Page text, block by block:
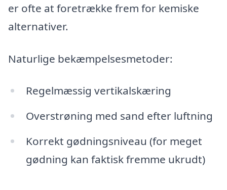
er ofte at foretrække frem for kemiske
alternativer.
Naturlige bekæmpelsesmetoder:
Regelmæssig vertikalskæring
Overstrøning med sand efter luftning
Korrekt gødningsniveau (for meget
gødning kan faktisk fremme ukrudt)